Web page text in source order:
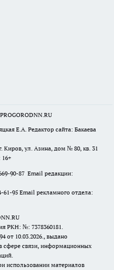
Е.А. Редактор сайта: Бакаева
Киров, ул. Азина, дом № 80, кв. 31
90-87 Email редакции:
95 Email рекламного отдела:
РКН: №: 7378360181.
от 10.03.2026., выдано
сфере связи, информационных
использовании материалов